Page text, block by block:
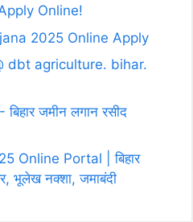
Online!
2025 Online Apply
dbt agriculture. bihar.
जमीन लगान रसीद
Online Portal | बिहार
भूलेख नक्शा, जमाबंदी